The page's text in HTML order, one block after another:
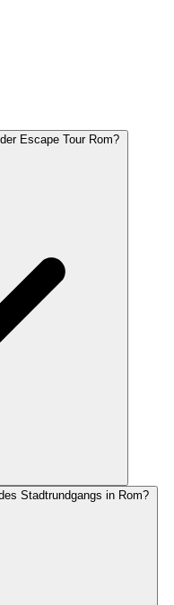
Escape Tour Rom?
Stadtrundgangs in Rom?